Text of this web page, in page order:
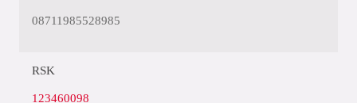
08711985528985
RSK
123460098